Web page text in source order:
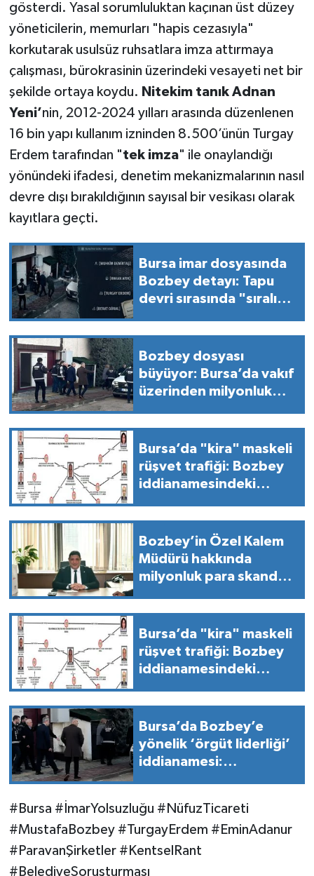
gösterdi. Yasal sorumluluktan kaçınan üst düzey
yöneticilerin, memurları "hapis cezasıyla"
korkutarak usulsüz ruhsatlara imza attırmaya
çalışması, bürokrasinin üzerindeki vesayeti net bir
şekilde ortaya koydu. Nitekim tanık Adnan
Yeni’nin, 2012-2024 yılları arasında düzenlenen
16 bin yapı kullanım izninden 8.500’ünün Turgay
Erdem tarafından "tek imza" ile onaylandığı
yönündeki ifadesi, denetim mekanizmalarının nasıl
devre dışı bırakıldığının sayısal bir vesikası olarak
kayıtlara geçti.
Bursa imar dosyasında
Bozbey detayı: Tapu
devri sırasında "sıralı
Bozbey dosyası
büyüyor: Bursa’da vakıf
üzerinden milyonluk
Bursa’da "kira" maskeli
rüşvet trafiği: Bozbey
iddianamesindeki
belgesi ortaya çıktı!
Bozbey’in Özel Kalem
Müdürü hakkında
milyonluk para skandalı
Bursa’da "kira" maskeli
rüşvet trafiği: Bozbey
iddianamesindeki
belgesi ortaya çıktı!
Bursa’da Bozbey’e
yönelik ‘örgüt liderliği’
iddianamesi:
#Bursa #İmarYolsuzluğu #NüfuzTicareti
#MustafaBozbey #TurgayErdem #EminAdanur
#ParavanŞirketler #KentselRant
#BelediyeSoruşturması